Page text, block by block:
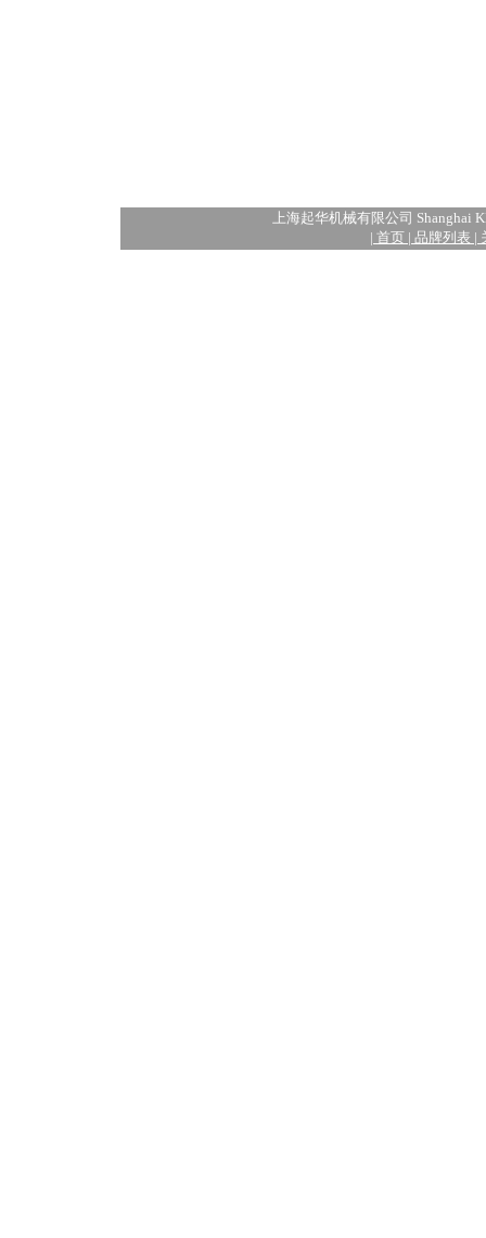
上海起华机械有限公司 Shanghai
| 首页 | 品牌列表 |